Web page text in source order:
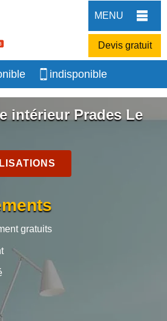
MENU
Devis gratuit
indisponible
intérieur Prades Le
gratuits